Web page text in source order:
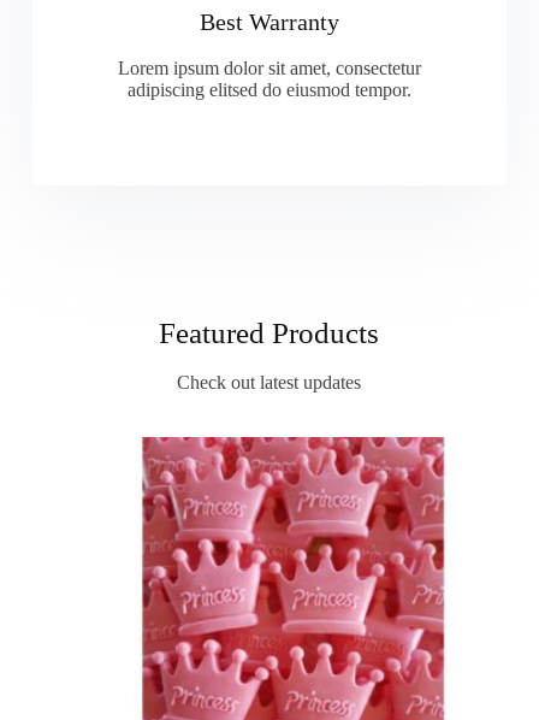
Best Warranty
Lorem ipsum dolor sit amet, consectetur
adipiscing elitsed do eiusmod tempor.
Featured Products
Check out latest updates